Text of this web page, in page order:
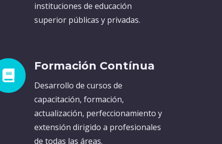
instituciones de educación
superior públicas y privadas.
Formación Contínua
Desarrollo de cursos de
capacitación, formación,
actualización, perfeccionamiento y
extensión dirigido a profesionales
de todas las áreas.